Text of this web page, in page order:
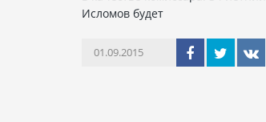
Исломов будет
01.09.2015